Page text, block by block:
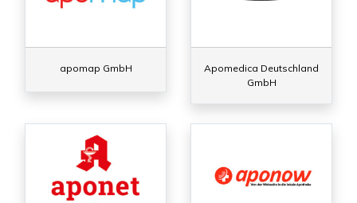
apomap GmbH
Apomedica Deutschland
GmbH